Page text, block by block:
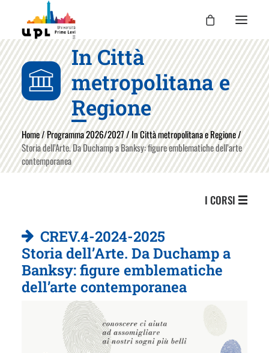
UPL
I CORSI
LE ATTIVITÀ
I DOCENTI
UPL PER TE
Home/Programma 2026/2027/In Città metropolitana e Regione/
Storia dell’Arte. Da Duchamp a Banksy: figure emblematiche dell’arte
contemporanea
In Città
metropolitana e
Regione
I CORSI
CREV.4-2024-2025
Storia dell’Arte. Da Duchamp a
Banksy: figure emblematiche
dell’arte contemporanea